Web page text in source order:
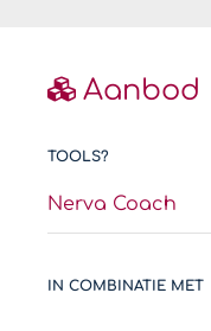
Aanbod
TOOLS?
Nerva Coach
IN COMBINATIE MET